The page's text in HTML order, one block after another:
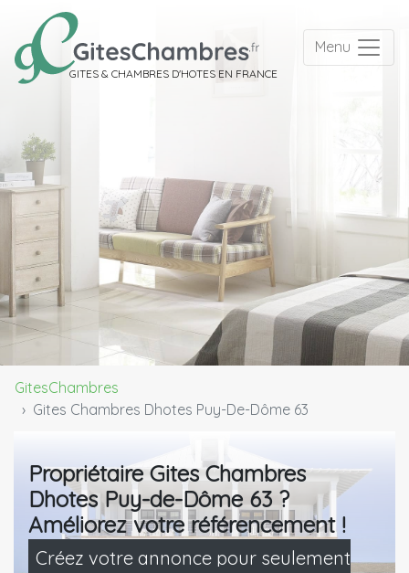
GITES & CHAMBRES D'HOTES EN FRANCE
Menu
GitesChambres
Gites Chambres Dhotes Puy-De-Dôme 63
Propriétaire Gites Chambres
Dhotes Puy-de-Dôme 63 ?
Améliorez votre référencement !
Créez votre annonce pour seulement